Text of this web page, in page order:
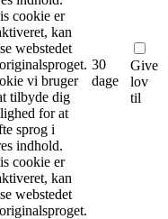
cookie er
kan
webstedet
vi bruger
tilbyde dig
for at
sprog i
indhold.
cookie er
kan
webstedet
30
dage
Give
lov
til